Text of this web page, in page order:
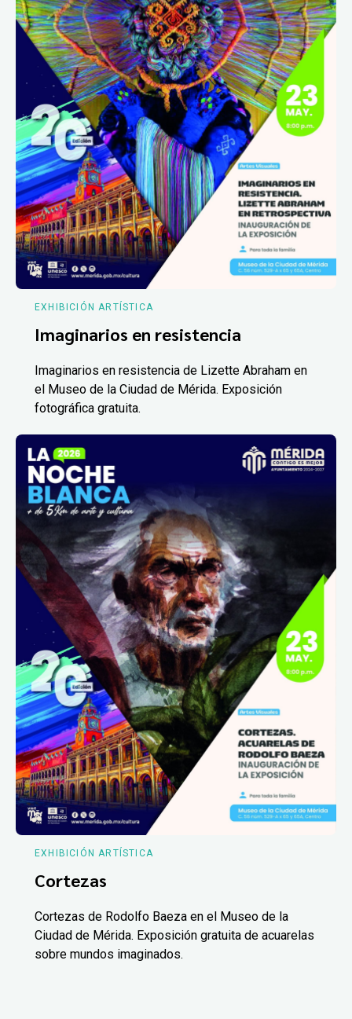
EXHIBICIÓN ARTÍSTICA
Imaginarios en resistencia
Imaginarios en resistencia de Lizette Abraham en
el Museo de la Ciudad de Mérida. Exposición
fotográfica gratuita.
EXHIBICIÓN ARTÍSTICA
Cortezas
Cortezas de Rodolfo Baeza en el Museo de la
Ciudad de Mérida. Exposición gratuita de acuarelas
sobre mundos imaginados.